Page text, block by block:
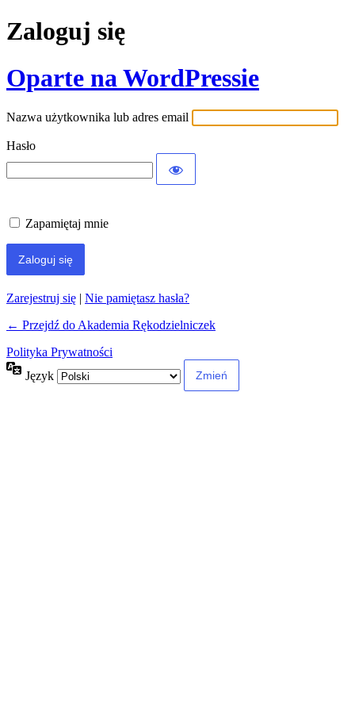
Zaloguj się
Oparte na WordPressie
Nazwa użytkownika lub adres email
Hasło
Zapamiętaj mnie
Zarejestruj się | Nie pamiętasz hasła?
← Przejdź do Akademia Rękodzielniczek
Polityka Prywatności
Język